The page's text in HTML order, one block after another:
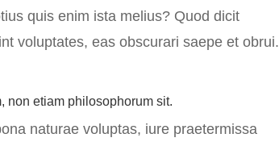
quis enim ista melius? Quod dicit
voluptates, eas obscurari saepe et obrui.
non etiam philosophorum sit.
naturae voluptas, iure praetermissa